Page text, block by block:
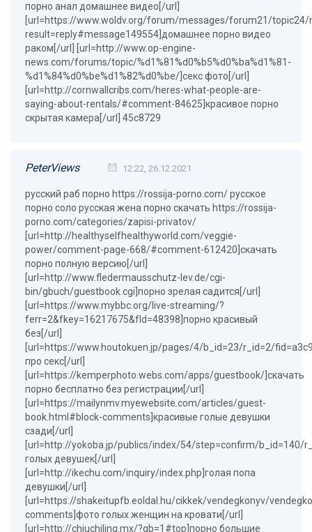
порно анал домашнее видео[/url]
[url=https://www.woldv.org/forum/messages/forum21/topic24/
result=reply#message149554]домашнее порно видео
раком[/url] [url=http://www.op-engine-
news.com/forums/topic/%d1%81%d0%b5%d0%ba%d1%81-
%d1%84%d0%be%d1%82%d0%be/]секс фото[/url]
[url=http://cornwallcribs.com/heres-what-people-are-
saying-about-rentals/#comment-84625]красивое порно
скрытая камера[/url] 45c8729
PeterViews 12:22, 26.12.2021
русский раб порно https://rossija-porno.com/ русское
порно соло русская жена порно скачать https://rossija-
porno.com/categories/zapisi-privatov/
[url=http://healthyselfhealthyworld.com/veggie-
power/comment-page-668/#comment-612420]скачать
порно полную версию[/url]
[url=http://www.fledermausschutz-lev.de/cgi-
bin/gbuch/guestbook.cgi]порно зрелая садится[/url]
[url=https://www.mybbc.org/live-streaming/?
ferr=2&fkey=16217675&fId=48398]порно красивый
без[/url]
[url=https://www.houtokuen.jp/pages/4/b_id=23/r_id=2/
про секс[/url]
[url=https://kemperphoto.webs.com/apps/guestbook/]скачать
порно бесплатно без регистрации[/url]
[url=https://mailynmv.myewebsite.com/articles/guest-
book.html#block-comments]красивые голые девушки
сзади[/url]
[url=http://yokoba.jp/publics/index/54/step=confirm/b_id=140/
голых девушек[/url]
[url=http://ikechu.com/inquiry/index.php]голая попа
девушки[/url]
[url=https://shakeitupfb.eoldal.hu/cikkek/vendegkonyv/
comments]фото голых женщин на кровати[/url]
[url=http://chiuchiling.mx/?gb=1#top]порно большие